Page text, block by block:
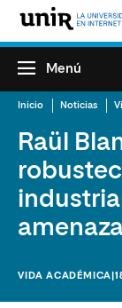
Menú
Inicio Noticias
Raül
VIDA ACADÉMICA